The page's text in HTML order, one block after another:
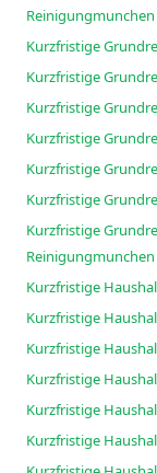
Reinigungmunchen
Kurzfristige
Kurzfristige
Kurzfristige
Kurzfristige
Kurzfristige
Kurzfristige
Kurzfristige
Reinigungmunchen
Kurzfristige
Kurzfristige
Kurzfristige
Kurzfristige
Kurzfristige
Kurzfristige